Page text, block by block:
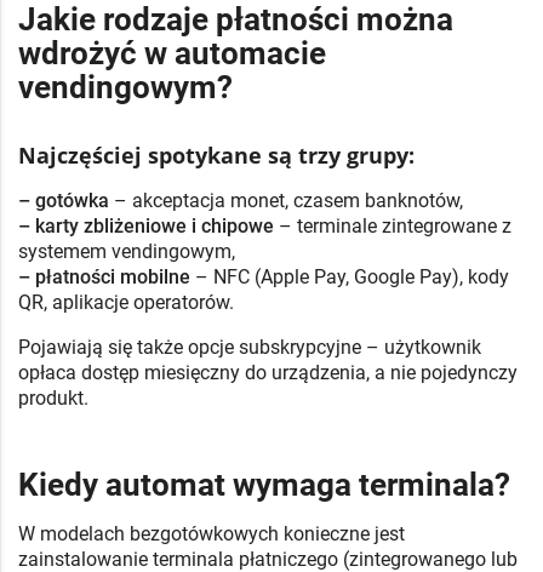
Jakie rodzaje płatności można
wdrożyć w automacie
vendingowym?
Najczęściej spotykane są trzy grupy:
– gotówka – akceptacja monet, czasem banknotów,
– karty zbliżeniowe i chipowe – terminale zintegrowane z
systemem vendingowym,
– płatności mobilne – NFC (Apple Pay, Google Pay), kody
QR, aplikacje operatorów.
Pojawiają się także opcje subskrypcyjne – użytkownik
opłaca dostęp miesięczny do urządzenia, a nie pojedynczy
produkt.
Kiedy automat wymaga terminala?
W modelach bezgotówkowych konieczne jest
zainstalowanie terminala płatniczego (zintegrowanego lub